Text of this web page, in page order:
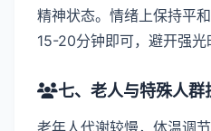
精神状态。情绪上保持平
15-20分钟即可，避开强
七、老人与特殊人群
老年人代谢较慢，体温调